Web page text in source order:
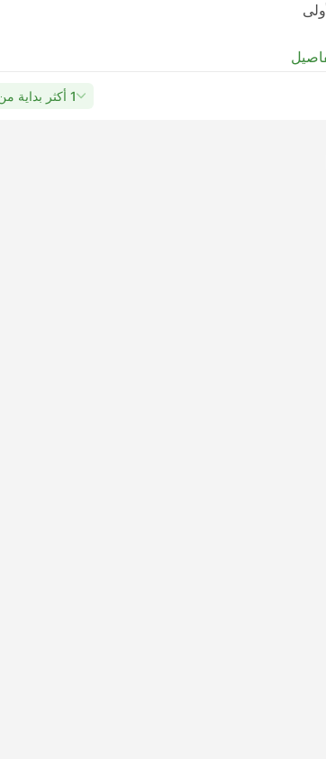
1 أكثر بداية من ٦٧٩٫٧٤ US$